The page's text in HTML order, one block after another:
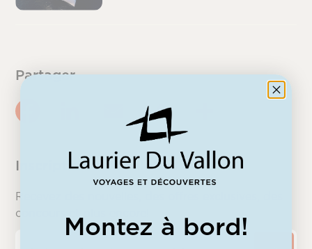
Partager
Inscription à l’infolettre
Recevez des nouvelles, des offres exclusives, des
concours et plus encore!
Montez à bord!